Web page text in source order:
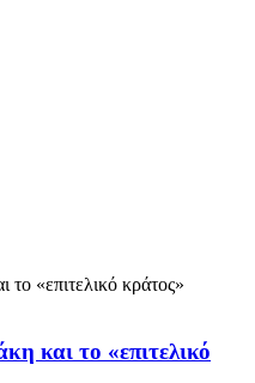
και το «επιτελικό